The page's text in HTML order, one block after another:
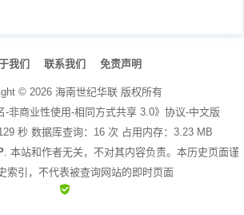
我们 联系我们 免责声明
© 2026 海南世纪华联版权所有
-非商业性使用-相同方式共享 3.0》协议-中文版
秒 数据库查询：16 次 占用内存：3.23 MB
. 本站和作者无关，不对其内容负责。本历史页面谨
索引，不代表被查询网站的即时页面